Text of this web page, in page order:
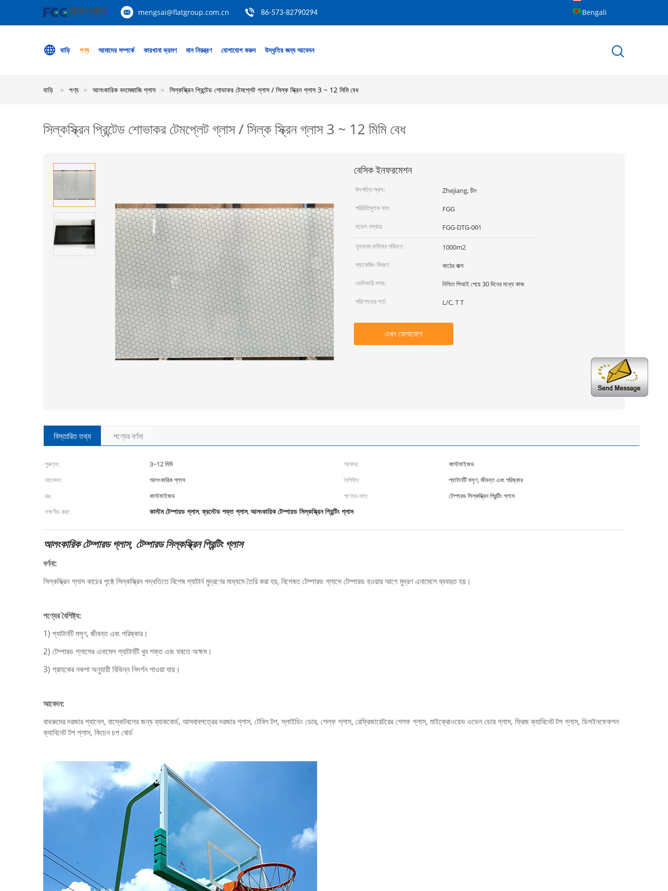
mengsai@flatgroup.com.cn 86-573-82790294 Bengali
বাড়ি পণ্য আমাদের সম্পর্কে কারখানা ভ্রমণ মান নিয়ন্ত্রণ যোগাযোগ করুন উদ্ধৃতির জন্য আবেদন
বাড়ি পণ্য আলংকারিক বদমেজাজি গ্লাস সিল্কস্ক্রিন প্রিন্টেড শোভাকর টেমপ্লেট গ্লাস / সিল্ক স্ক্রিন গ্লাস 3 ~ 12 মিমি বেধ
সিল্কস্ক্রিন প্রিন্টেড শোভাকর টেমপ্লেট গ্লাস / সিল্ক স্ক্রিন গ্লাস 3 ~ 12 মিমি বেধ
বেসিক ইনফরমেশন
উৎপত্তি স্থল:
Zhejiang, চীন
পরিচিতিমুলক নাম:
FGG
মডেল নম্বার:
FGG-DTG-001
ন্যূনতম চাহিদার পরিমাণ:
1000m2
প্যাকেজিং বিবরণ:
কাঠের বাক্স
ডেলিভারি সময়:
নিশ্চিত পিআই পেয়ে 30 দিনের মধ্যে কাজ
পরিশোধের শর্ত:
L/C, T T
এখন যোগাযোগ
বিস্তারিত তথ্য পণ্যের বর্ণনা
পুরুত্ব: 3~12 মিমি আকার:
কাস্টমাইজড
আবেদন:
আলংকারিক গ্লাস বৈশিষ্ট্য:
প্যাটার্নটি মসৃণ, জীবন্ত এবং পরিষ্কার
রঙ:
কাস্টমাইজড পণ্যের নাম:
টেম্পারড সিল্কস্ক্রিন প্রিন্টিং গ্লাস
লক্ষণীয় করা:
কাস্টম টেম্পারড গ্লাস,ফ্রস্টেড শক্ত গ্লাস,আলংকারিক টেম্পারড সিল্কস্ক্রিন প্রিন্টিং গ্লাস
আলংকারিক টেম্পারড গ্লাস, টেম্পারড সিল্কস্ক্রিন প্রিন্টিং গ্লাস
বর্ণনা:
সিল্কস্ক্রিন গ্লাস কাচের পৃষ্ঠে সিল্কস্ক্রিন পদ্ধতিতে বিশেষ প্যাটার্ন মুদ্রণের মাধ্যমে তৈরি করা হয়, বিশেষত টেম্পারড গ্লাসে টেম্পারড হওয়ার আগে মুদ্রণ এনামেলে ব্যবহৃত হয়।
পণ্যের বৈশিষ্ট্য:
1) প্যাটার্নটি মসৃণ, জীবন্ত এবং পরিষ্কার।
2) টেম্পারড গ্লাসের এনামেল প্যাটার্নটি খুব শক্ত এবং ঘষতে অক্ষম।
3) গ্রাহকের নকশা অনুযায়ী বিভিন্ন নিদর্শন পাওয়া যায়।
আবেদন:
বাথরুমের দরজার প্যানেল, বাস্কেটবলের জন্য ব্যাকবোর্ড, আসবাবপত্রের দরজার গ্লাস, টেবিল টপ, স্লাইডিং ডোর, শেল্ফ গ্লাস, রেফ্রিজারেটরের শেলফ গ্লাস, মাইক্রোওয়েভ ওভেন ডোর গ্লাস, ফ্রিজ ক্যাবিনেট টপ গ্লাস, ডিসইনফেকশন
ক্যাবিনেট টপ গ্লাস, কিচেন চপ বোর্ড